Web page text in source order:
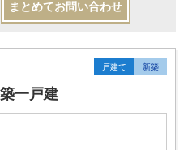
まとめてお問い合わせ
戸建て 新築
一戸建